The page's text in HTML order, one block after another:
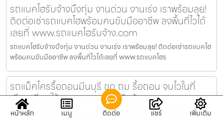
รถแบคโฮรับจ้างบึงกุ่ม งานด่วน งานเร่ง เราพร้อมลุย!
ติดต่อเช่ารถแบคโฮพร้อมคนขับมืออาชีพ ลงพื้นที่ไวได้
เลยที่ www.รถแบคโฮรับจ้าง.com
รถแบคโฮรับจ้างบึงกุ่ม งานด่วน งานเร่ง เราพร้อมลุย! ติดต่อเช่ารถแบคโฮ
พร้อมคนขับมืออาชีพ ลงพื้นที่ไวได้เลยที่ www.รถแบคโฮร
รถแม็คโครรื้อถอนมีนบุรี ขุด ถม รื้อถอน จบไวในที่
เดียว เรียกใช้ www.รถแบคโฮรับจ้าง.com
รถแม็คโครรื้อถอนมีนบุรี ขุด ถม รื้อถอน จบไวในที่เดียว เรียกใช้ www.รถ
หน้าหลัก เมนู ติดต่อ แชร์ เพิ่มเติม